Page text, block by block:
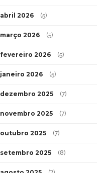
abril 2026 (5)
março 2026 (5)
fevereiro 2026 (5)
janeiro 2026 (5)
dezembro 2025 (7)
novembro 2025 (7)
outubro 2025 (7)
setembro 2025 (8)